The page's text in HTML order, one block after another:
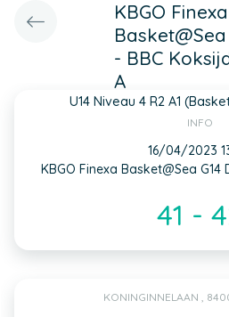
KBGO Finexa
Basket@Sea
- BBC
A
U14 Niveau 4 R2 A1
INFO
16/04/2023
KBGO Finexa Basket@Sea G14
41 -
KONINGINNELAAN ,